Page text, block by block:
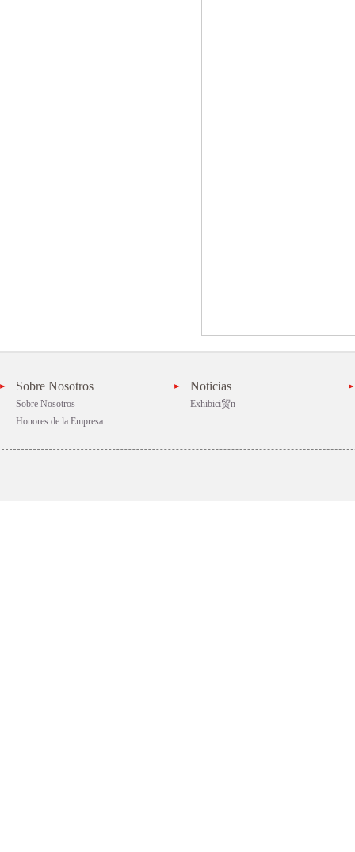
Sobre Nosotros
Sobre Nosotros
Honores de la Empresa
Noticias
Exhibici贸n